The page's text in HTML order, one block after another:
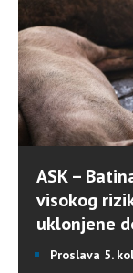
ASK –
visokog
uklonjene
Proslava 5.